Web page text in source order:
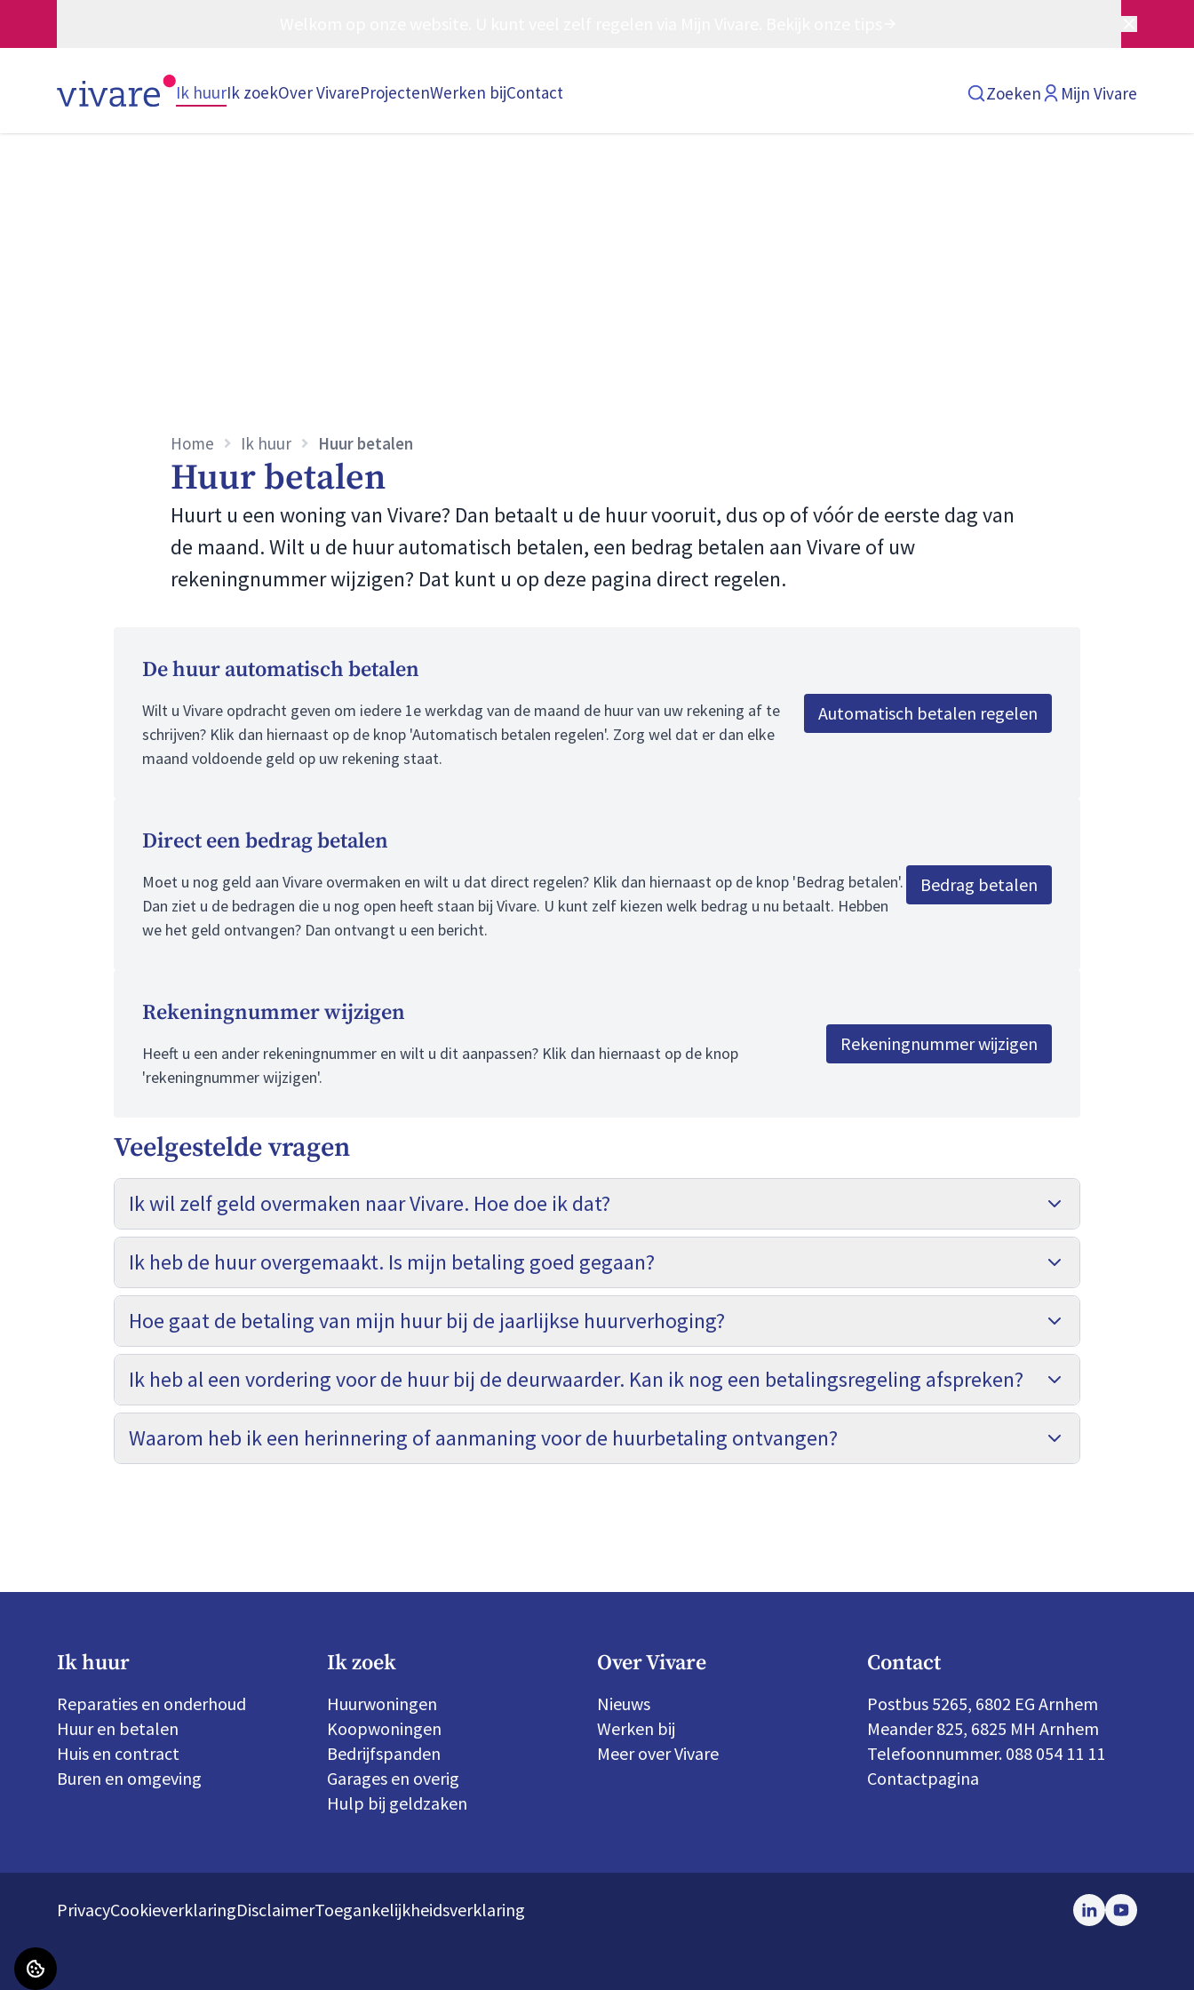
Ik huurIk zoekOver VivareProjectenWerken bijContact Zoeken Mijn Vivare
Home Ik huur Huur betalen
Huur betalen
Huurt u een woning van Vivare? Dan betaalt u de huur vooruit, dus op of vóór de eerste dag van
de maand. Wilt u de huur automatisch betalen, een bedrag betalen aan Vivare of uw
rekeningnummer wijzigen? Dat kunt u op deze pagina direct regelen.
De huur automatisch betalen
Wilt u Vivare opdracht geven om iedere 1e werkdag van de maand de huur van uw rekening af te
schrijven? Klik dan hiernaast op de knop 'Automatisch betalen regelen'. Zorg wel dat er dan elke
maand voldoende geld op uw rekening staat.
Automatisch betalen regelen
Direct een bedrag betalen
Moet u nog geld aan Vivare overmaken en wilt u dat direct regelen? Klik dan hiernaast op de knop 'Bedrag betalen'.
Dan ziet u de bedragen die u nog open heeft staan bij Vivare. U kunt zelf kiezen welk bedrag u nu betaalt. Hebben
we het geld ontvangen? Dan ontvangt u een bericht.
Bedrag betalen
Rekeningnummer wijzigen
Heeft u een ander rekeningnummer en wilt u dit aanpassen? Klik dan hiernaast op de knop
'rekeningnummer wijzigen'.
Rekeningnummer wijzigen
Veelgestelde vragen
Ik wil zelf geld overmaken naar Vivare. Hoe doe ik dat?
Ik heb de huur overgemaakt. Is mijn betaling goed gegaan?
Hoe gaat de betaling van mijn huur bij de jaarlijkse huurverhoging?
Ik heb al een vordering voor de huur bij de deurwaarder. Kan ik nog een betalingsregeling afspreken?
Waarom heb ik een herinnering of aanmaning voor de huurbetaling ontvangen?
Ik huur
Reparaties en onderhoud
Huur en betalen
Huis en contract
Buren en omgeving
Ik zoek
Huurwoningen
Koopwoningen
Bedrijfspanden
Garages en overig
Hulp bij geldzaken
Over Vivare
Nieuws
Werken bij
Meer over Vivare
Contact
Postbus 5265, 6802 EG Arnhem
Meander 825, 6825 MH Arnhem
Telefoonnummer. 088 054 11 11
Contactpagina
PrivacyCookieverklaringDisclaimerToegankelijkheidsverklaring LinkedInYoutube